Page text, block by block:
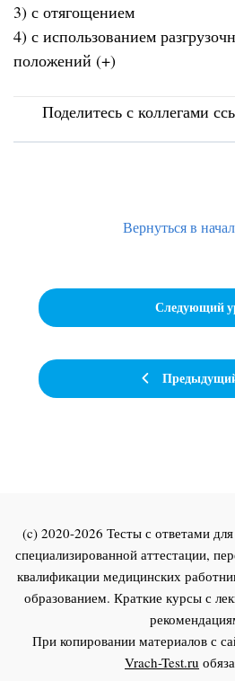
3) с отягощением
4) с использованием
положений (+)
Поделитесь с коллегами
Вернуться в
Следующий
(c) 2020-2026 Тесты с ответами для
специализированной аттестации,
квалификации медицинских
образованием. Краткие курсы с
При копировании материалов с
Vrach-Test.ru